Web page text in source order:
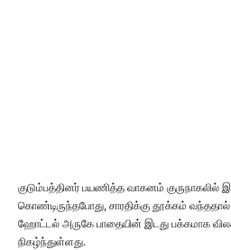
குடும்பத்தினர் பயணித்த வாகனம் குருநாகலில்
கொண்டிருந்தபோது, சாரதிக்கு தூக்கம் வந்ததால்
ஹோட்டல் அருகே பாதையின் இடது பக்கமாக
நிகழ்ந்துள்ளது.